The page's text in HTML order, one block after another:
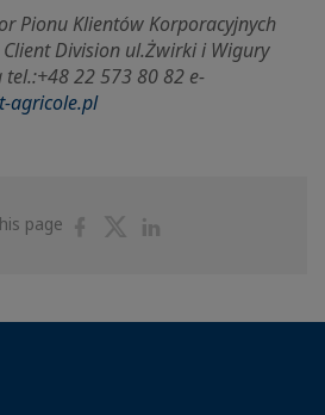
Pionu Klientów Korporacyjnych
Division ul.Żwirki i Wigury
22 573 80 82 e-
agricole.pl
page
ShareShare